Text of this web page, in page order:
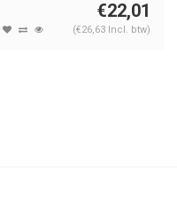
€22,01
(€26,63 Incl. btw)